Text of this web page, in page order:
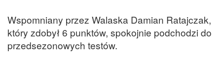
Wspomniany przez Walaska Damian Ratajczak,
który zdobył 6 punktów, spokojnie podchodzi do
przedsezonowych testów.